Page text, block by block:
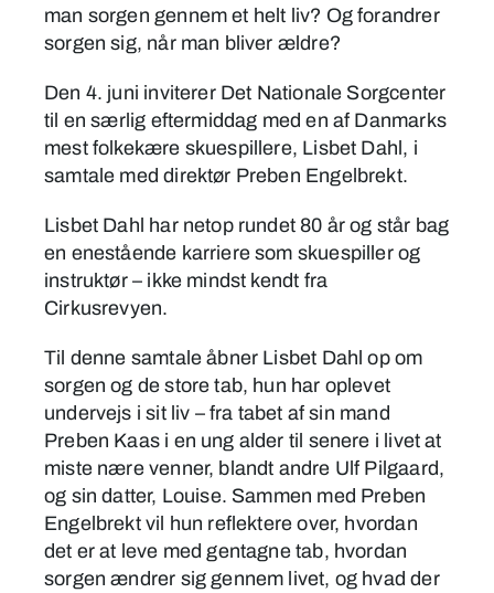
man sorgen gennem et helt liv? Og forandrer
sorgen sig, når man bliver ældre?
Den 4. juni inviterer Det Nationale Sorgcenter
til en særlig eftermiddag med en af Danmarks
mest folkekære skuespillere, Lisbet Dahl, i
samtale med direktør Preben Engelbrekt.
Lisbet Dahl har netop rundet 80 år og står bag
en enestående karriere som skuespiller og
instruktør – ikke mindst kendt fra
Cirkusrevyen.
Til denne samtale åbner Lisbet Dahl op om
sorgen og de store tab, hun har oplevet
undervejs i sit liv – fra tabet af sin mand
Preben Kaas i en ung alder til senere i livet at
miste nære venner, blandt andre Ulf Pilgaard,
og sin datter, Louise. Sammen med Preben
Engelbrekt vil hun reflektere over, hvordan
det er at leve med gentagne tab, hvordan
sorgen ændrer sig gennem livet, og hvad der